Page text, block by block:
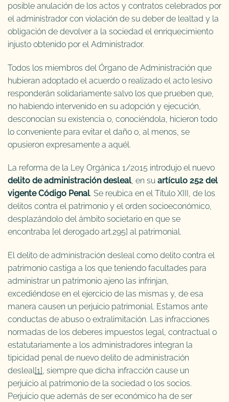
posible anulación de los actos y contratos celebrados por
el administrador con violación de su deber de lealtad y la
obligación de devolver a la sociedad el enriquecimiento
injusto obtenido por el Administrador.
Todos los miembros del Órgano de Administración que
hubieran adoptado el acuerdo o realizado el acto lesivo
responderán solidariamente salvo los que prueben que,
no habiendo intervenido en su adopción y ejecución,
desconocían su existencia o, conociéndola, hicieron todo
lo conveniente para evitar el daño o, al menos, se
opusieron expresamente a aquél.
La reforma de la Ley Orgánica 1/2015 introdujo el nuevo
delito de administración desleal, en su artículo 252 del
vigente Código Penal. Se reubica en el Título XIII, de los
delitos contra el patrimonio y el orden socioeconómico,
desplazándolo del ámbito societario en que se
encontraba [el derogado art.295] al patrimonial.
El delito de administración desleal como delito contra el
patrimonio castiga a los que teniendo facultades para
administrar un patrimonio ajeno las infrinjan,
excediéndose en el ejercicio de las mismas y, de esa
manera causen un perjuicio patrimonial. Estamos ante
conductas de abuso o extralimitación. Las infracciones
normadas de los deberes impuestos legal, contractual o
estatutariamente a los administradores integran la
tipicidad penal de nuevo delito de administración
desleal[1], siempre que dicha infracción cause un
perjuicio al patrimonio de la sociedad o los socios.
Perjuicio que además de ser económico ha de ser